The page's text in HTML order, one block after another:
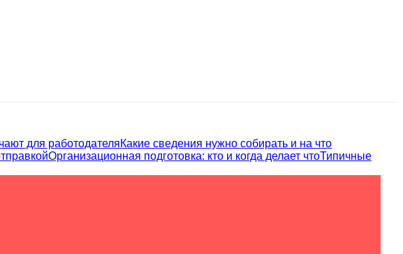
для работодателяКакие сведения нужно собирать и на что
Организационная подготовка: кто и когда делает чтоТипичные